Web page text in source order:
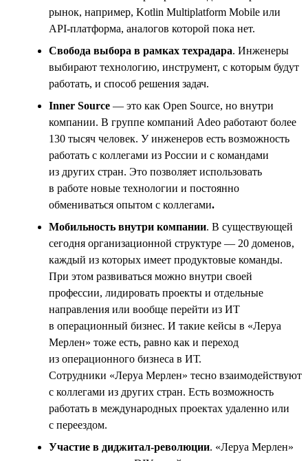
рынок, например, Kotlin Multiplatform Mobile или
API-платформа, аналогов которой пока нет.
Свобода выбора в рамках техрадара. Инженеры
выбирают технологию, инструмент, с которым будут
работать, и способ решения задач.
Inner Source — это как Open Source, но внутри
компании. В группе компаний Adeo работают более
130 тысяч человек. У инженеров есть возможность
работать с коллегами из России и с командами
из других стран. Это позволяет использовать
в работе новые технологии и постоянно
обмениваться опытом с коллегами.
Мобильность внутри компании. В существующей
сегодня организационной структуре — 20 доменов,
каждый из которых имеет продуктовые команды.
При этом развиваться можно внутри своей
профессии, лидировать проекты и отдельные
направления или вообще перейти из ИТ
в операционный бизнес. И такие кейсы в «Леруа
Мерлен» тоже есть, равно как и переход
из операционного бизнеса в ИТ.
Сотрудники «Леруа Мерлен» тесно взаимодействуют
с коллегами из других стран. Есть возможность
работать в международных проектах удаленно или
с переездом.
Участие в диджитал-революции. «Леруа Мерлен»